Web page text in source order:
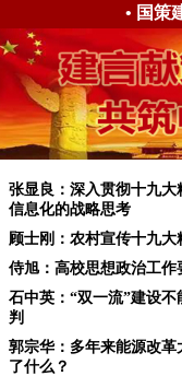
• 国策
张显良：深入贯彻十九
信息化的战略思考
顾士刚：农村宣传十九大
侍旭：高校思想政治工作
石中英：“双一流”建设
判
郭宗华：多年来能源改
了什么？